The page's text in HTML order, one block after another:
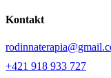
Kontakt
+421 918 933 727